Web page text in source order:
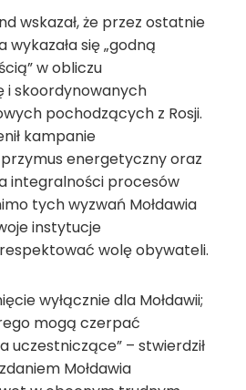
wskazał, że przez ostatnie
wykazała się „godną
w obliczu
i skoordynowanych
pochodzących z Rosji.
kampanie
energetyczny oraz
integralności procesów
tych wyzwań Mołdawia
instytucje
wolę obywateli.
wyłącznie dla Mołdawii;
mogą czerpać
uczestniczące” – stwierdził
Mołdawia